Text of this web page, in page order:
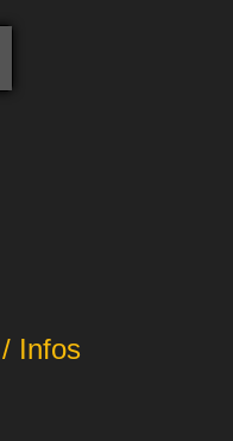
Infos